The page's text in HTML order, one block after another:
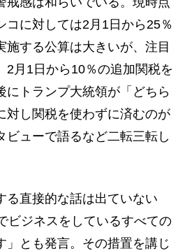
コに対しては2月1日から25％
施する公算は大きいが、注目
2月1日から10％の追加関税を
にトランプ大統領が「どちら
対し関税を使わずに済むのが
ビューで語るなど二転三転し
直接的な話は出ていない
ビジネスをしているすべての
」とも発言。その措置を講じ